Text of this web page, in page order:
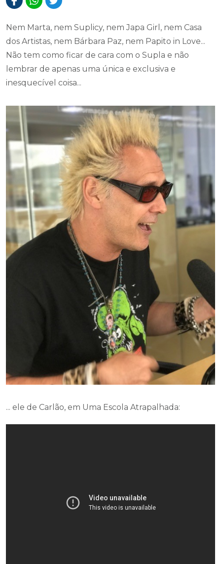
Nem Marta, nem Suplicy, nem Japa Girl, nem Casa
dos Artistas, nem Bárbara Paz, nem Papito in Love...
Não tem como ficar de cara com o Supla e não
lembrar de apenas uma única e exclusiva e
inesquecível coisa...
... ele de Carlão, em Uma Escola Atrapalhada: